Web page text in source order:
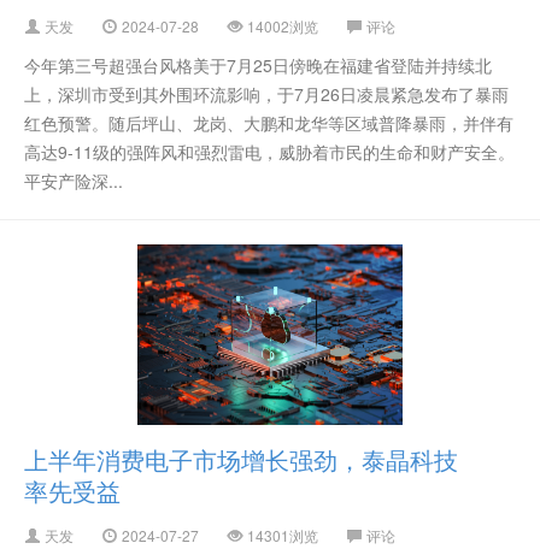
天发 2024-07-28 14002浏览 评论
今年第三号超强台风格美于7月25日傍晚在福建省登陆并持续北
上，深圳市受到其外围环流影响，于7月26日凌晨紧急发布了暴雨
红色预警。随后坪山、龙岗、大鹏和龙华等区域普降暴雨，并伴有
高达9-11级的强阵风和强烈雷电，威胁着市民的生命和财产安全。
平安产险深...
上半年消费电子市场增长强劲，泰晶科技
率先受益
天发 2024-07-27 14301浏览 评论